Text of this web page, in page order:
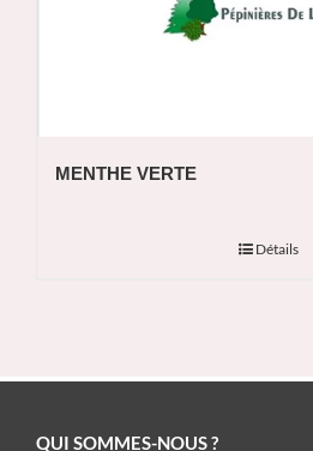
MENTHE VERTE
Détails
QUI SOMMES-NOUS ?